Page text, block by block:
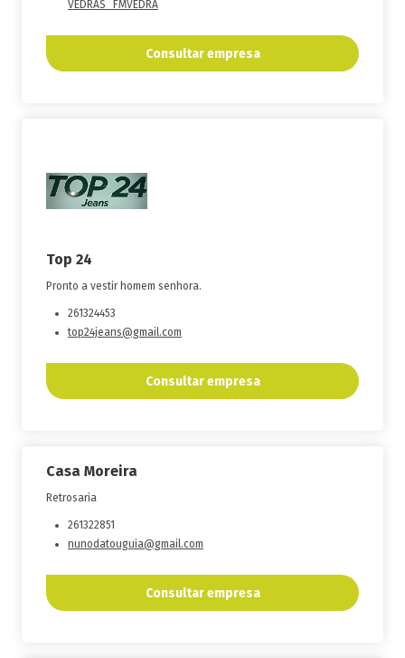
VEDRAS_FMVEDRA
Consultar empresa
Top 24
Pronto a vestir homem senhora.
261324453
top24jeans@gmail.com
Consultar empresa
Casa Moreira
Retrosaria
261322851
nunodatouguia@gmail.com
Consultar empresa